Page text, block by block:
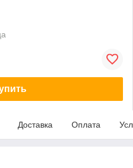
Доставка Оплата